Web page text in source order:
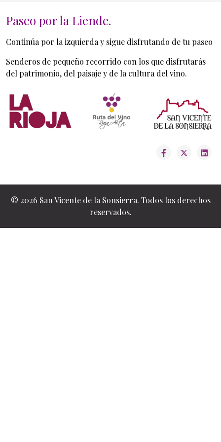
Inicio General
Paseo por la Liende.
Continúa por la izquierda y sigue disfrutando de tu paseo
Senderos de pequeño recorrido con los que disfrutarás
del patrimonio, del paisaje y de la cultura del vino.
© 2026 San Vicente de la Sonsierra. Todos los derechos
reservados.